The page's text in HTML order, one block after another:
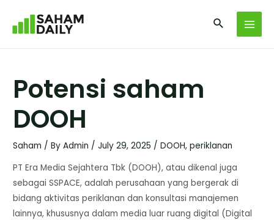
Potensi saham
DOOH
Saham / ByAdmin /July 29, 2025 /DOOH,periklanan
​PT Era Media Sejahtera Tbk (DOOH), atau dikenal juga
sebagai SSPACE, adalah perusahaan yang bergerak di
bidang aktivitas periklanan dan konsultasi manajemen
lainnya, khususnya dalam media luar ruang digital (Digital